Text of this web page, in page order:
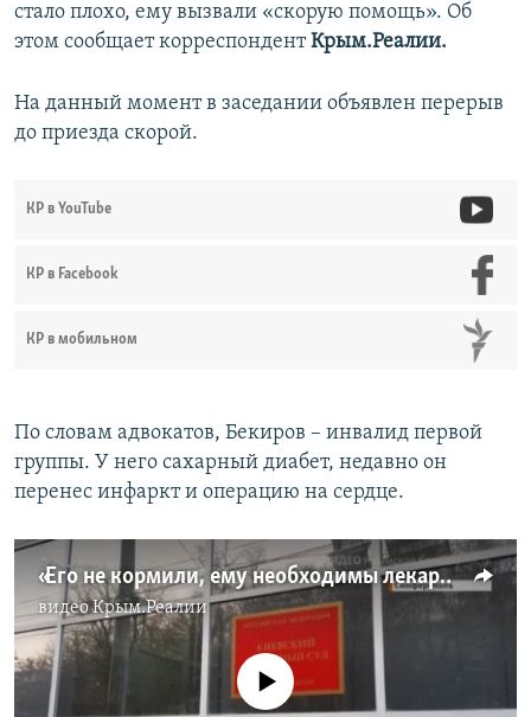
стало плохо, ему вызвали «скорую помощь». Об
этом сообщает корреспондентКрым.Реалии.
На данный момент в заседании объявлен перерыв
до приезда скорой.
КР в YouTube
КР в Facebook
КР в мобильном
По словам адвокатов, Бекиров – инвалид первой
группы. У него сахарный диабет, недавно он
перенес инфаркт и операцию на сердце.
«Его не кормили, ему необходимы лекарства». Эдем Бекиров в суде (видео)
видеоКрым.Реалии
No media source currently available